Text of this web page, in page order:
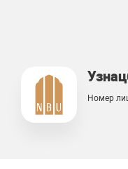
Номер